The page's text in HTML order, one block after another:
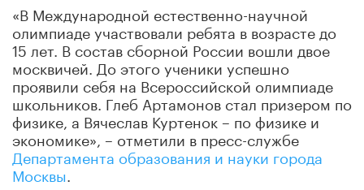
«В Международной естественно-научной
олимпиаде участвовали ребята в возрасте до
15 лет. В состав сборной России вошли двое
москвичей. До этого ученики успешно
проявили себя на Всероссийской олимпиаде
школьников. Глеб Артамонов стал призером по
физике, а Вячеслав Куртенок – по физике и
экономике», – отметили в пресс-службе
Департамента образования и науки города
Москвы